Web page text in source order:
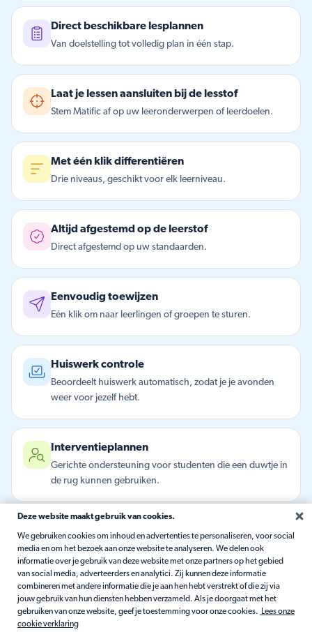
Deze website maakt gebruik van cookies.
We gebruiken cookies om inhoud en advertenties te personaliseren, voor social
media en om het bezoek aan onze website te analyseren. We delen ook
informatie over je gebruik van deze website met onze partners op het gebied
van social media, adverteerders en analytici. Zij kunnen deze informatie
combineren met andere informatie die je aan hen hebt verstrekt of die zij via
jouw gebruik van hun diensten hebben verzameld. Als je doorgaat met het
gebruiken van onze website, geef je toestemming voor onze cookies. Lees onze
cookie verklaring
Direct beschikbare lesplannen
Van doelstelling tot volledig plan in één stap.
Laat je lessen aansluiten bij de lesstof
Stem Matific af op uw leeronderwerpen of leerdoelen.
Met één klik differentiëren
Drie niveaus, geschikt voor elk leerniveau.
Altijd afgestemd op de leerstof
Direct afgestemd op uw standaarden.
Eenvoudig toewijzen
Eén klik om naar leerlingen of groepen te sturen.
Huiswerk controle
Beoordeelt huiswerk automatisch, zodat je je avonden
weer voor jezelf hebt.
Interventieplannen
Gerichte ondersteuning voor studenten die een duwtje in
de rug kunnen gebruiken.
Updates voor ouders
Vriendelijke voortgangsberichten voor thuis, speciaal
voor jou geschreven.
Hier om te helpen